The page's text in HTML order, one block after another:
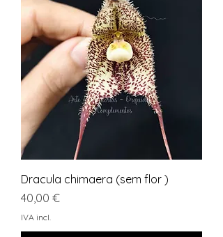
Dracula chimaera (sem flor )
Preço
40,00 €
IVA incl.